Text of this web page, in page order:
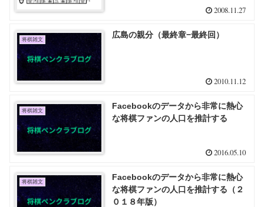
2008.11.27
将棋雑文 広島の親分（最終章−最終回）
2010.11.12
将棋雑文
Facebookのデータから非常に熱心
な将棋ファンの人口を推計する
2016.05.10
将棋雑文
Facebookのデータから非常に熱心
な将棋ファンの人口を推計する（２
０１８年版）